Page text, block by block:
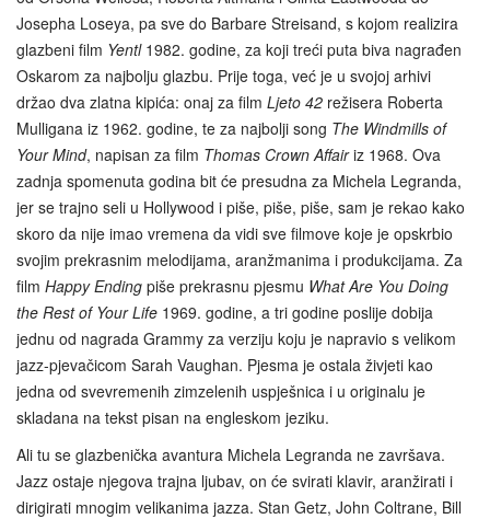
Josepha Loseya, pa sve do Barbare Streisand, s kojom realizira
glazbeni film Yentl1982. godine, za koji treći puta biva nagrađen
Oskarom za najbolju glazbu. Prije toga, već je u svojoj arhivi
držao dva zlatna kipića: onaj za film Ljeto 42 režisera Roberta
Mulligana iz 1962. godine, te za najbolji song The Windmills of
Your Mind, napisan za film Thomas Crown Affairiz 1968. Ova
zadnja spomenuta godina bit će presudna za Michela Legranda,
jer se trajno seli u Hollywood i piše, piše, piše, sam je rekao kako
skoro da nije imao vremena da vidi sve filmove koje je opskrbio
svojim prekrasnim melodijama, aranžmanima i produkcijama. Za
film Happy Ending piše prekrasnu pjesmu What Are You Doing
the Rest of Your Life 1969. godine, a tri godine poslije dobija
jednu od nagrada Grammy za verziju koju je napravio s velikom
jazz-pjevačicom Sarah Vaughan. Pjesma je ostala živjeti kao
jedna od svevremenih zimzelenih uspješnica i u originalu je
skladana na tekst pisan na engleskom jeziku.
Ali tu se glazbenička avantura Michela Legranda ne završava.
Jazz ostaje njegova trajna ljubav, on će svirati klavir, aranžirati i
dirigirati mnogim velikanima jazza. Stan Getz, John Coltrane, Bill